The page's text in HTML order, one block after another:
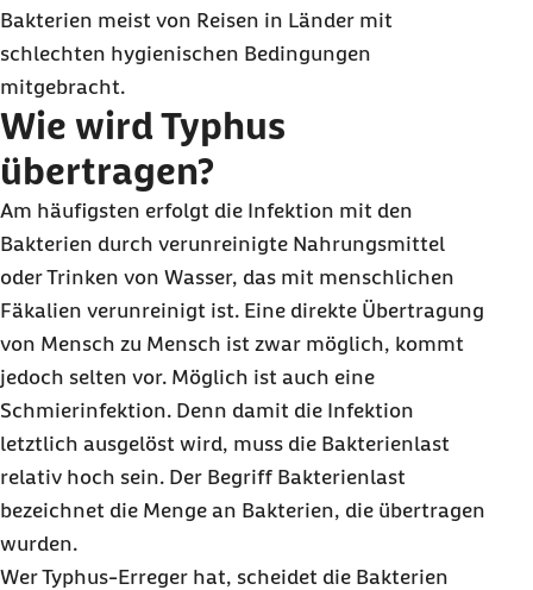
Bakterien meist von Reisen in Länder mit
schlechten hygienischen Bedingungen
mitgebracht.
Wie wird Typhus
übertragen?
Am häufigsten erfolgt die Infektion mit den
Bakterien durch verunreinigte Nahrungsmittel
oder Trinken von Wasser, das mit menschlichen
Fäkalien verunreinigt ist. Eine direkte Übertragung
von Mensch zu Mensch ist zwar möglich, kommt
jedoch selten vor. Möglich ist auch eine
Schmierinfektion. Denn damit die Infektion
letztlich ausgelöst wird, muss die Bakterienlast
relativ hoch sein. Der Begriff Bakterienlast
bezeichnet die Menge an Bakterien, die übertragen
wurden.
Wer Typhus-Erreger hat, scheidet die Bakterien